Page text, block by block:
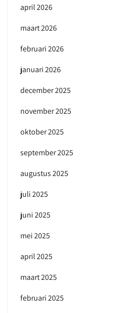
april 2026
maart 2026
februari 2026
januari 2026
december 2025
november 2025
oktober 2025
september 2025
augustus 2025
juli 2025
juni 2025
mei 2025
april 2025
maart 2025
februari 2025